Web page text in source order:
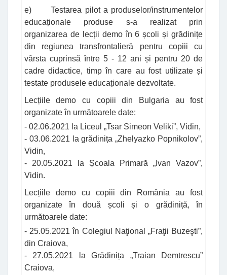
e) Testarea pilot a produselor/instrumentelor
educaționale produse s-a realizat prin
organizarea de lecții demo în 6 școli și grădinițe
din regiunea transfrontalieră pentru copiii cu
vârsta cuprinsă între 5 - 12 ani și pentru 20 de
cadre didactice, timp în care au fost utilizate și
testate produsele educaționale dezvoltate.
Lecțiile demo cu copiii din Bulgaria au fost
organizate în următoarele date:
- 02.06.2021 la Liceul „Tsar Simeon Veliki”, Vidin,
- 03.06.2021 la grădinița „Zhelyazko Popnikolov”,
Vidin,
- 20.05.2021 la Școala Primară „Ivan Vazov”,
Vidin.
Lecțiile demo cu copiii din România au fost
organizate în două școli și o grădiniță, în
următoarele date:
- 25.05.2021 în Colegiul Naţional „Fraţii Buzeşti”,
din Craiova,
- 27.05.2021 la Grădinița „Traian Demtrescu”
Craiova,